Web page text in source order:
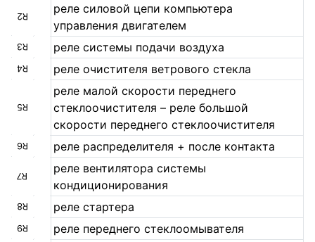
R2
реле силовой цепи компьютера
управления двигателем
R3 реле системы подачи воздуха
R4 реле очистителя ветрового стекла
R5
реле малой скорости переднего
стеклоочистителя – реле большой
скорости переднего стеклоочистителя
R6 реле распределителя + после контакта
R7
реле вентилятора системы
кондиционирования
R8 реле стартера
R9 реле переднего стеклоомывателя